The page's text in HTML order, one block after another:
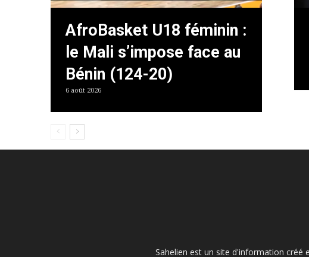
AfroBasket U18 féminin :
le Mali s’impose face au
Bénin (124-20)
6 août 2026
Sahelien est un site d'information créé